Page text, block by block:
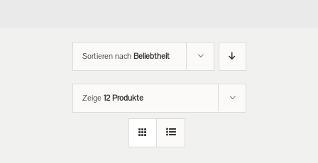
Sortieren nach Beliebtheit
Zeige 12 Produkte